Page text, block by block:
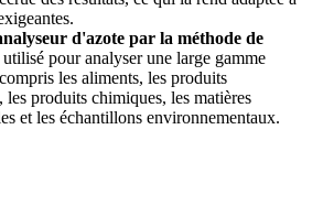
d'azote par la méthode de
utilisé pour analyser une large gamme
les aliments, les produits
les produits chimiques, les matières
et les échantillons environnementaux.